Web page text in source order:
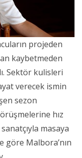
projeden
kaybetmeden
Sektör kulisleri
verecek ismin
sezon
hız
masaya
göre Malbora’nın